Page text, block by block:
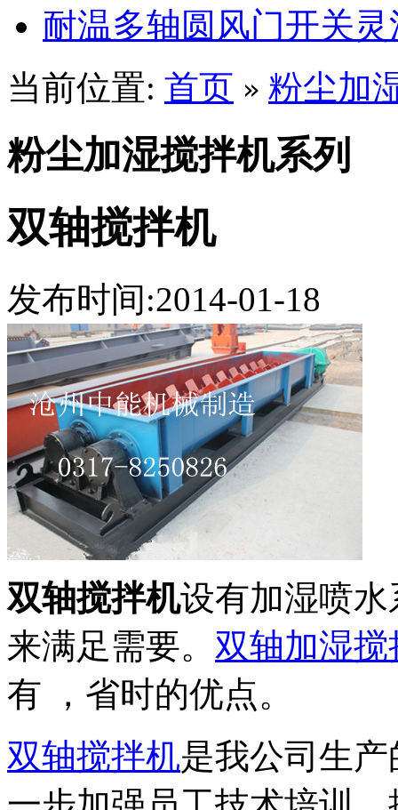
耐温多轴圆风门开关
当前位置: 首页 » 粉尘加
粉尘加湿搅拌机系列
双轴搅拌机
发布时间:2014-01-18
双轴搅拌机设有加湿喷
来满足需要。 双轴加湿搅
有 ，省时的优点。
双轴搅拌机是我公司生